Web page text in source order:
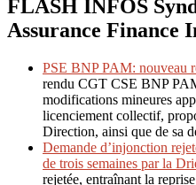
FLASH INFOS
Assurance Finance
PSE BNP PAM: nouveau
rendu CGT CSE BNP
modifications mineures
licenciement collectif,
Direction, ainsi que de sa
Demande d’injonction
de trois semaines par la
rejetée, entraînant la